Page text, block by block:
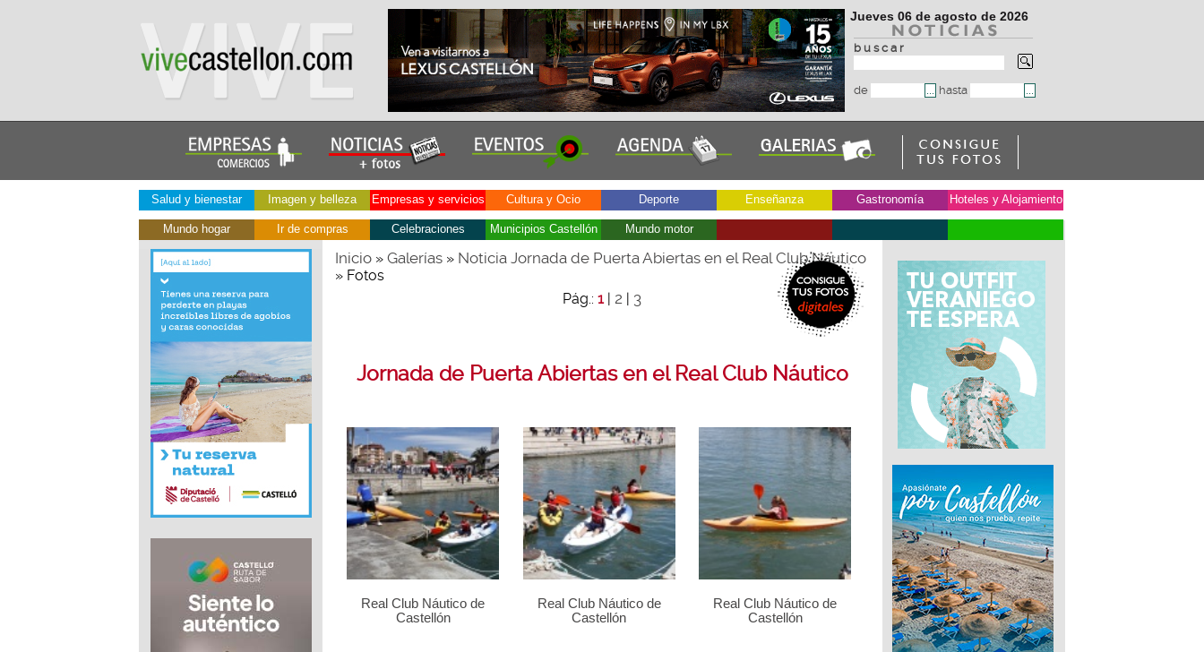
Jueves 06 de agosto de 2026
b u s c a r
de hasta
Salud y bienestar Imagen y belleza Empresas y servicios Cultura y Ocio Deporte Enseñanza Gastronomía Hoteles y Alojamiento
Mundo hogar Ir de compras Celebraciones Municipios Castellón Mundo motor
Inicio» Galerías» Noticia Jornada de Puerta Abiertas en el Real Club Náutico
» Fotos
Pág.: 1| 2 | 3
Jornada de Puerta Abiertas en el Real Club Náutico
Real Club Náutico de
Castellón
Real Club Náutico de
Castellón
Real Club Náutico de
Castellón